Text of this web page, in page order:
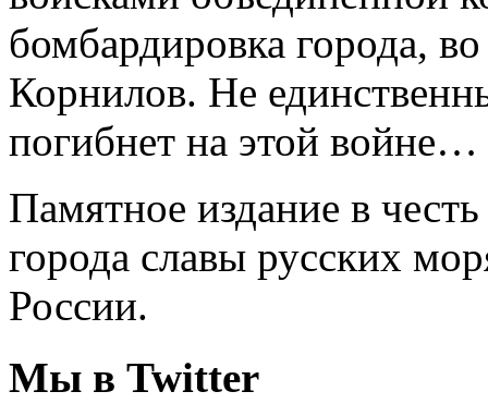
бомбардировка города,
Корнилов. Не
погибнет на этой войне…
Памятное издание в
города славы русских
России.
Мы в Twitter